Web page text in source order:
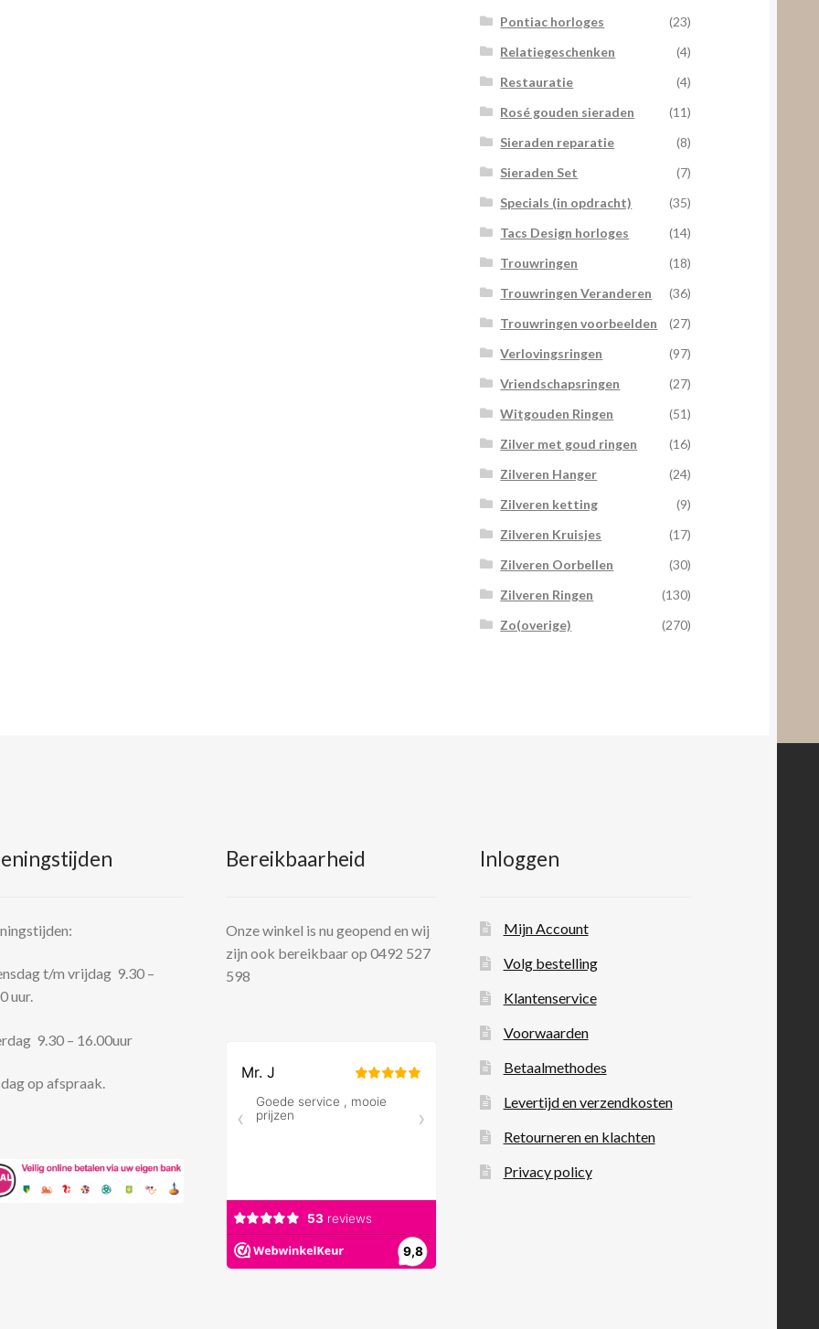
Pontiac horloges
(23)
Relatiegeschenken
(4)
Restauratie
(4)
Rosé gouden sieraden
(11)
Sieraden reparatie
(8)
Sieraden Set
(7)
Specials (in opdracht)
(35)
Tacs Design horloges
(14)
Trouwringen
(18)
Trouwringen Veranderen
(36)
Trouwringen voorbeelden
(27)
Verlovingsringen
(97)
Vriendschapsringen
(27)
Witgouden Ringen
(51)
Zilver met goud ringen
(16)
Zilveren Hanger
(24)
Zilveren ketting
(9)
Zilveren Kruisjes
(17)
Zilveren Oorbellen
(30)
Zilveren Ringen
(130)
Zo(overige)
(270)
t/m vrijdag 9.30 –
uur.
9.30 – 16.00uur
op afspraak.
Bereikbaarheid
Onze winkel is nu geopend en wij
zijn ook bereikbaar op 0492 527
598
Inloggen
Mijn Account
Volg bestelling
Klantenservice
Voorwaarden
Betaalmethodes
Levertijd en verzendkosten
Retourneren en klachten
Privacy policy